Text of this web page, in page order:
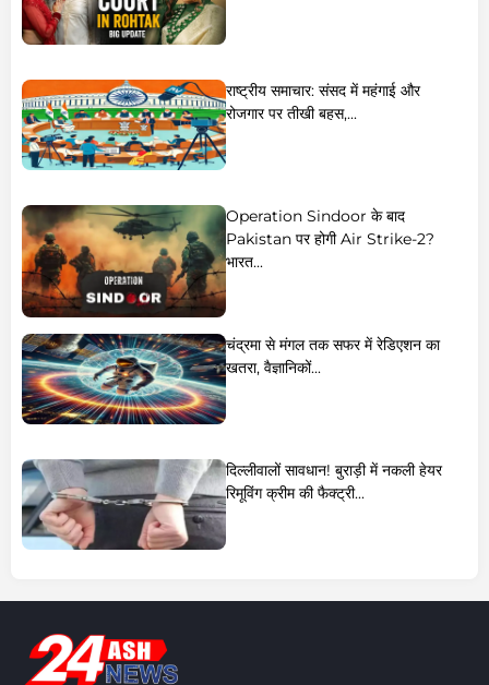
राष्ट्रीय समाचार: संसद में महंगाई और
रोजगार पर तीखी बहस,...
Operation Sindoor के बाद
Pakistan पर होगी Air Strike-2?
भारत...
चंद्रमा से मंगल तक सफर में रेडिएशन का
खतरा, वैज्ञानिकों...
दिल्लीवालों सावधान! बुराड़ी में नकली हेयर
रिमूविंग क्रीम की फैक्ट्री...